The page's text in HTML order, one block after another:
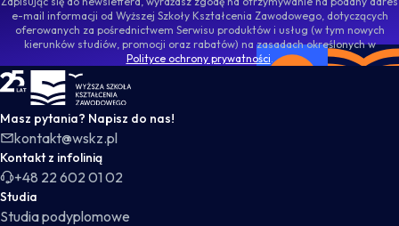
e-mail informacji od Wyższej Szkoły Kształcenia Zawodowego, dotyczących
oferowanych za pośrednictwem Serwisu produktów i usług (w tym nowych
kierunków studiów, promocji oraz rabatów) na zasadach określonych w
Polityce ochrony prywatności
WSKZ - strona główna
Masz pytania? Napisz do nas!
kontakt@wskz.pl
Kontakt z infolinią
+48 22 602 01 02
Studia
Studia podyplomowe